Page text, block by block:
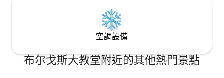
廳。 採用漆木設計，配有木製檯面，讓你
可以分享美好時光，陽台透入的充足光線
照亮整套房源。 配備所有高級家電，每個
奢華的細節都非常適合短期和長期住宿。
空調設備
布尔戈斯大教堂附近的其他熱門景點